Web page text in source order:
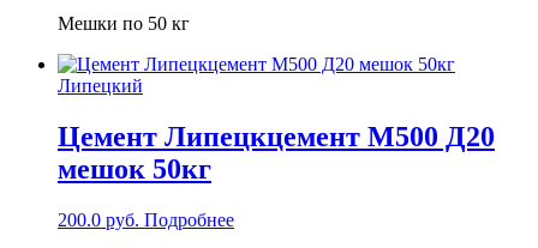
Мешки по 50 кг
Липецкий
Цемент Липецкцемент М500 Д20
мешок 50кг
200.0 руб. Подробнее